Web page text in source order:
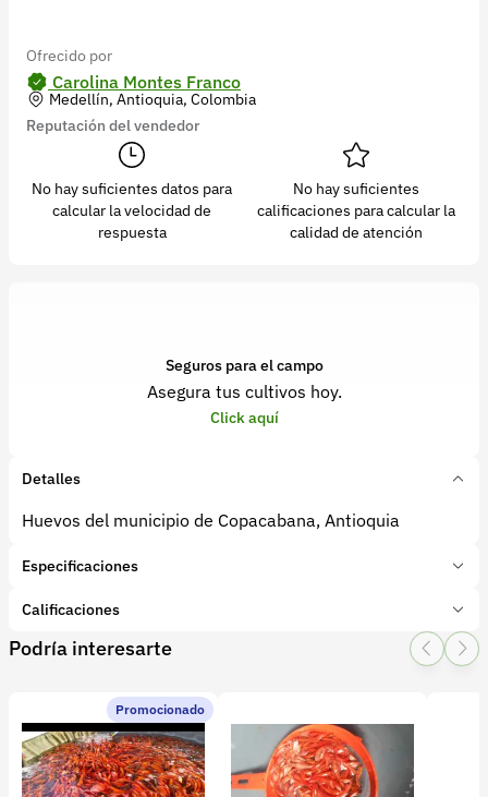
Ofrecido por
Carolina Montes Franco
Medellín, Antioquia, Colombia
Reputación del vendedor
No hay suficientes datos para
calcular la velocidad de
respuesta
No hay suficientes
calificaciones para calcular la
calidad de atención
Seguros para el campo
Asegura tus cultivos hoy.
Click aquí
Detalles
Huevos del municipio de Copacabana, Antioquia
Especificaciones
Marca:
Agro Antioquia Digital
Tipo de producto:Producto final
Subcategoría:Huevos
Calificaciones
1 Star
2 Star
3 Star4 Star
0 calificaciones
Podría interesarte
Promocionado
© 2026 Croper.com Todos los derechos reservados
Versión 5.44.0
Síguenos